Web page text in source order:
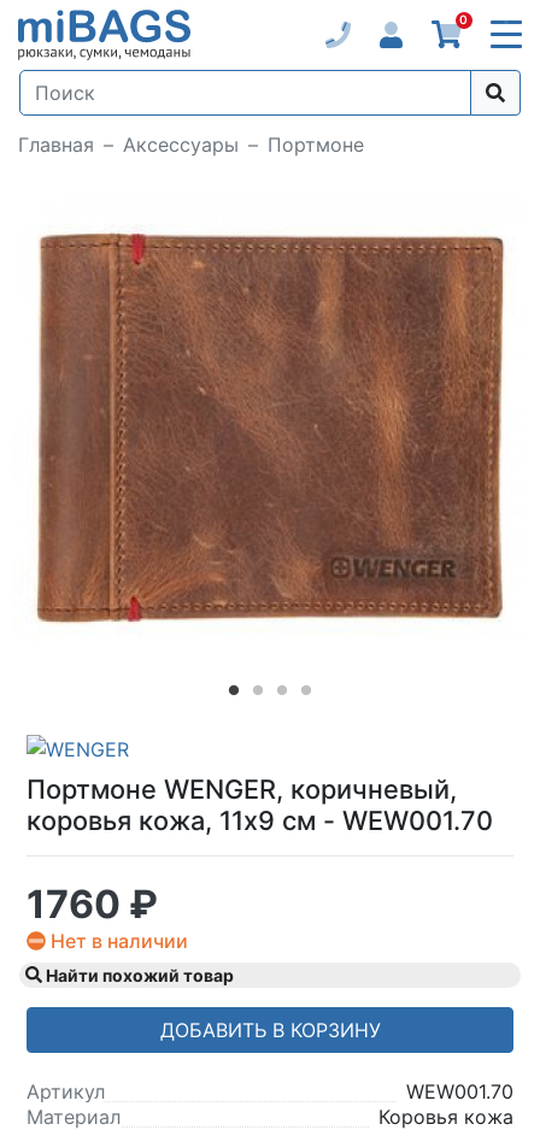
0
Главная Аксессуары Портмоне
Портмоне WENGER, коричневый,
коровья кожа, 11х9 см - WEW001.70
1760 ₽
Нет в наличии
Найти похожий товар
ДОБАВИТЬ В КОРЗИНУ
Артикул
WEW001.70
Материал
Коровья кожа